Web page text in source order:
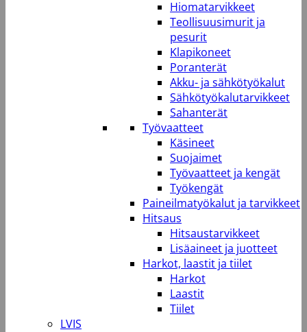
Hiomatarvikkeet
Teollisuusimurit ja
pesurit
Klapikoneet
Poranterät
Akku- ja sähkötyökalut
Sähkötyökalutarvikkeet
Sahanterät
Työvaatteet
Käsineet
Suojaimet
Työvaatteet ja kengät
Työkengät
Paineilmatyökalut ja tarvikkeet
Hitsaus
Hitsaustarvikkeet
Lisäaineet ja juotteet
Harkot, laastit ja tiilet
Harkot
Laastit
Tiilet
LVIS